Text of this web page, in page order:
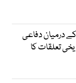
کے درمیان دفاعی
تعلقات کا